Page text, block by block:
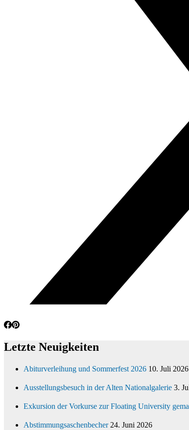
Letzte Neuigkeiten
Abiturverleihung und Sommerfest 2026 10. Juli 2026
Ausstellungsbesuch in der Alten Nationalgalerie 3.
Exkursion der Vorkurse zur Floating University
Abstimmungsaschenbecher 24. Juni 2026